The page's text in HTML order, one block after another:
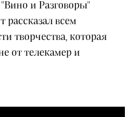
и Разговоры"
рассказал всем
творчества, которая
от телекамер и